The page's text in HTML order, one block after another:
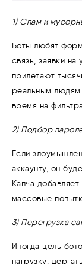
1) Спам и
Боты любят
связь, заявки
прилетают
реальным людям
время на
2) Подбор
Если
аккаунту, он
Капча
массовые
3) Перегрузка
Иногда цель
нагрузку: